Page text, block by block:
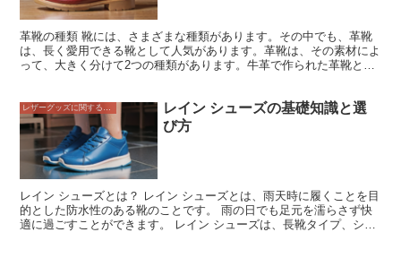
革靴の種類 靴には、さまざまな種類があります。その中でも、革靴
は、長く愛用できる靴として人気があります。革靴は、その素材によ
って、大きく分けて2つの種類があります。牛革で作られた革靴と、
す。 革靴の種類は、デザインによって分類することもできます。紐
靴、スリッポン、ブーツなど、さまざまなデザインがあります。紐靴
は、最も一般的な革靴のデザインです。紐を結ぶことで、しっかりと
フィットします。スリッポンは、紐のない靴です。脱ぎ履きがしやす
いのが特徴です。ブーツは、足首を覆う靴です。アウトドア活動に適
しています。 革靴を選ぶ際は、自分の用途に合わせて選ぶことが大
切です。ビジネスシーンで使用する場合は、紐靴やスリッポンがおす
すめです。カジュアルシーンで使用する場合は、ブーツやローファー
がおすすめです。また、革靴は、定期的なメンテナンスが必要です。
レイン シューズの基礎知識と選
び方
レイン シューズとは？ レイン シューズとは、雨天時に履くことを目
的とした防水性のある靴のことです。 雨の日でも足元を濡らさず快
適に過ごすことができます。 レイン シューズは、長靴タイプ、ショ